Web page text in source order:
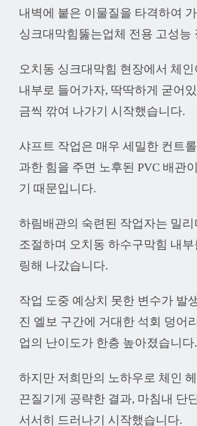
내벽에 붙은 이물질을 타격하여
싱크대막힘뚫는업체 전용 고성능
오치동 싱크대막힘 현장에서 체
내부로 들어가자, 딱딱하게 굳어
금씩 깎여 나가기 시작했습니다.
샤프트 작업은 매우 세밀한 컨트
과한 힘을 주면 노후된 PVC 배관
기 때문입니다.
하림배관의 숙련된 작업자는 밀
조절하며 오치동 하수구막힘 내
링해 나갔습니다.
작업 도중 예상치 못한 변수가 발
진 엘보 구간에 거대한 석회 덩어
업의 난이도가 한층 높아졌습니다.
하지만 저희만의 노하우로 체인
끈질기게 공략한 결과, 마침내 단
서서히 드러나기 시작했습니다.